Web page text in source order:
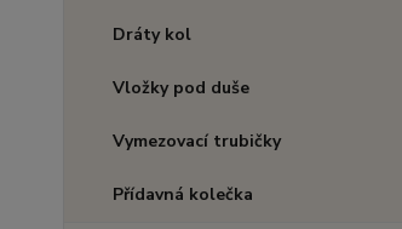
Dráty kol
Vložky pod duše
Vymezovací trubičky
Přídavná kolečka